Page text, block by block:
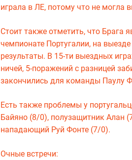
играла в ЛЕ, потому что не могла
Стоит также отметить, что Брага
чемпионате Португалии, на
результаты. В 15-ти выездных
ничей, 5-поражений с разницей
закончились для команды Паулу
Есть также проблемы у
Байяно (8/0), полузащитник Алан
нападающий Руй Фонте (7/0).
Очные встречи: